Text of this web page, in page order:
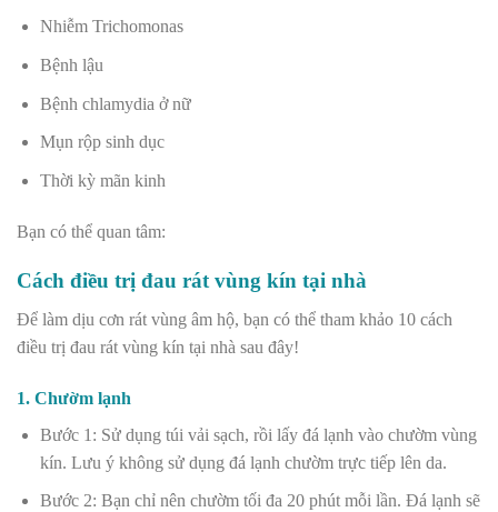
Nhiễm Trichomonas
Bệnh lậu
Bệnh chlamydia ở nữ
Mụn rộp sinh dục
Thời kỳ mãn kinh
Bạn có thể quan tâm:
Cách điều trị đau rát vùng kín tại nhà
Để làm dịu cơn rát vùng âm hộ, bạn có thể tham khảo 10 cách
điều trị đau rát vùng kín tại nhà sau đây!
1. Chườm lạnh
Bước 1: Sử dụng túi vải sạch, rồi lấy đá lạnh vào chườm vùng
kín. Lưu ý không sử dụng đá lạnh chườm trực tiếp lên da.
Bước 2: Bạn chỉ nên chườm tối đa 20 phút mỗi lần. Đá lạnh sẽ